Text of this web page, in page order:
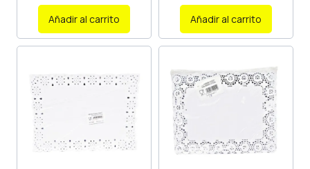
Añadir al carrito Añadir al carrito